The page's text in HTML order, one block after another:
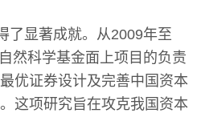
了显著成就。从2009年至
然科学基金面上项目的负责
优证券设计及完善中国资本
这项研究旨在攻克我国资本